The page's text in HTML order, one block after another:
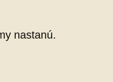
nastanú.